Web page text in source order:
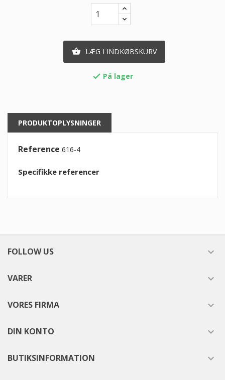
 LÆG I INDKØBSKURV
 På lager
PRODUKTOPLYSNINGER
Reference 616-4
Specifikke referencer
FOLLOW US 
VARER 
VORES FIRMA 
DIN KONTO 
BUTIKSINFORMATION 